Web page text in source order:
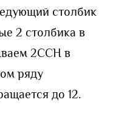
столбик
2 столбика в
2ССН в
ряду
до 12.